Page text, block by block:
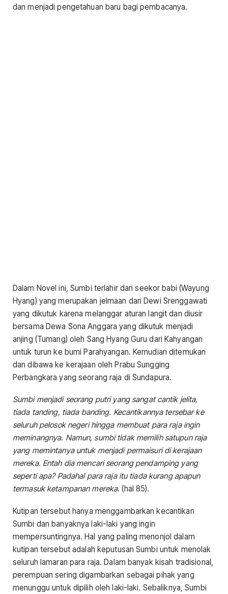
dan menjadi pengetahuan baru bagi pembacanya.
Dalam Novel ini, Sumbi terlahir dari seekor babi (Wayung
Hyang) yang merupakan jelmaan dari Dewi Srenggawati
yang dikutuk karena melanggar aturan langit dan diusir
bersama Dewa Sona Anggara yang dikutuk menjadi
anjing (Tumang) oleh Sang Hyang Guru dari Kahyangan
untuk turun ke bumi Parahyangan. Kemudian ditemukan
dan dibawa ke kerajaan oleh Prabu Sungging
Perbangkara yang seorang raja di Sundapura.
Sumbi menjadi seorang putri yang sangat cantik jelita,
tiada tanding, tiada banding. Kecantikannya tersebar ke
seluruh pelosok negeri hingga membuat para raja ingin
meminangnya. Namun, sumbi tidak memilih satupun raja
yang memintanya untuk menjadi permaisuri di kerajaan
mereka. Entah dia mencari seorang pendamping yang
seperti apa? Padahal para raja itu tiada kurang apapun
termasuk ketampanan mereka. (hal 85).
Kutipan tersebut hanya menggambarkan kecantikan
Sumbi dan banyaknya laki-laki yang ingin
mempersuntingnya. Hal yang paling menonjol dalam
kutipan tersebut adalah keputusan Sumbi untuk menolak
seluruh lamaran para raja. Dalam banyak kisah tradisional,
perempuan sering digambarkan sebagai pihak yang
menunggu untuk dipilih oleh laki-laki. Sebaliknya, Sumbi